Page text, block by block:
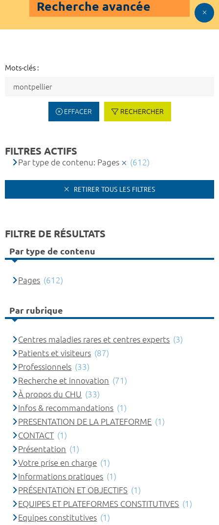
Recherche avancée
Mots-clés :
EFFACER RECHERCHER
FILTRES ACTIFS
Par type de contenu: Pages (612)
RETIRER TOUS LES FILTRES
FILTRE DE RÉSULTATS
Par type de contenu
Pages (612)
Par rubrique
Centres maladies rares et centres experts (3)
Patients et visiteurs (87)
Professionnels (33)
Recherche et innovation (71)
À propos du CHU (33)
Infos & recommandations (1)
PRESENTATION DE LA PLATEFORME (1)
CONTACT (1)
Présentation (1)
Votre prise en charge (1)
Informations pratiques (1)
PRÉSENTATION ET OBJECTIFS (1)
EQUIPES ET PLATEFORMES CONSTITUTIVES (1)
Equipes constitutives (1)